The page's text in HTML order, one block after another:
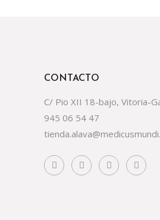
CONTACTO
C/ Pio XII 18-bajo, Vitoria-
945 06 54 47